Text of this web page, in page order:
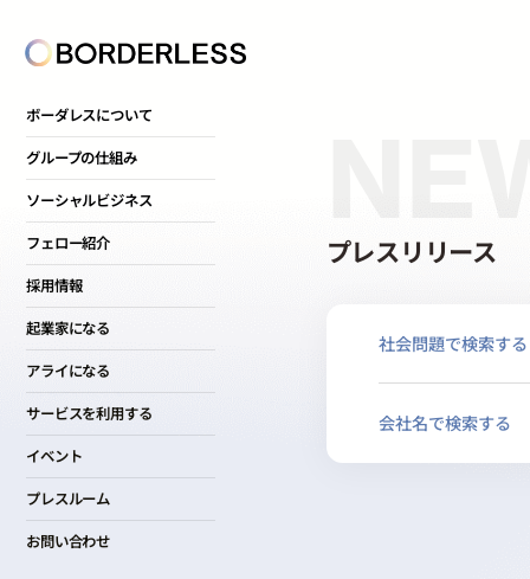
ボーダレスについて
グループの仕組み
ソーシャルビジネス
フェロー紹介
採用情報
起業家になる
アライになる
サービスを利用する
イベント
プレスルーム
お問い合わせ
プレスリリース
社会問題で検索する
会社名で検索する